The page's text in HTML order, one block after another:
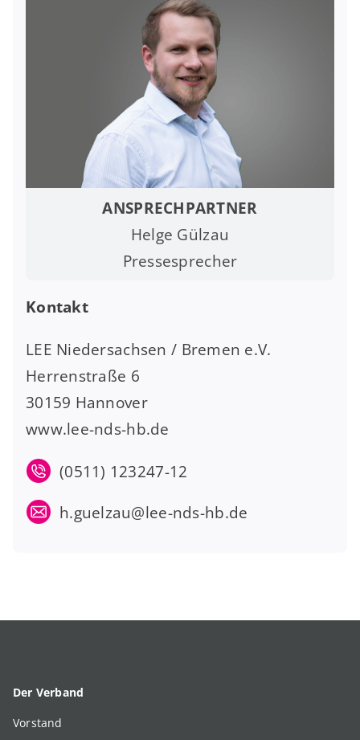
ANSPRECHPARTNER
Helge Gülzau
Pressesprecher
Kontakt
LEE Niedersachsen / Bremen e.V.
Herrenstraße 6
30159 Hannover
www.lee-nds-hb.de
(0511) 123247-12
h.guelzau@lee-nds-hb.de
Der Verband
Vorstand